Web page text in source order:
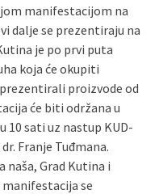
manifestacijom na
dalje se prezentiraju na
je po prvi puta
koja će okupiti
proizvode od
će biti održana u
10 sati uz nastup KUD-
Franje Tuđmana.
naša, Grad Kutina i
manifestacija se